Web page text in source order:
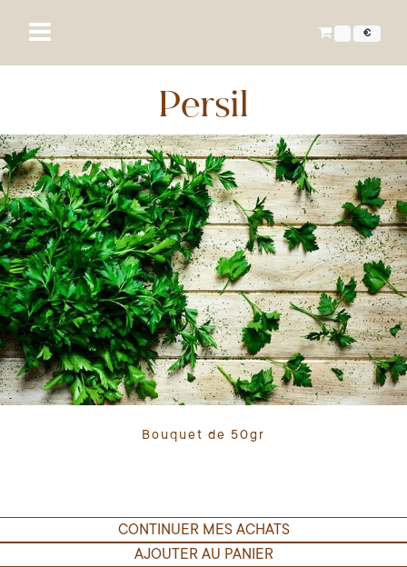
€
Persil
Bouquet de 50gr
CONTINUER MES ACHATS
AJOUTER AU PANIER